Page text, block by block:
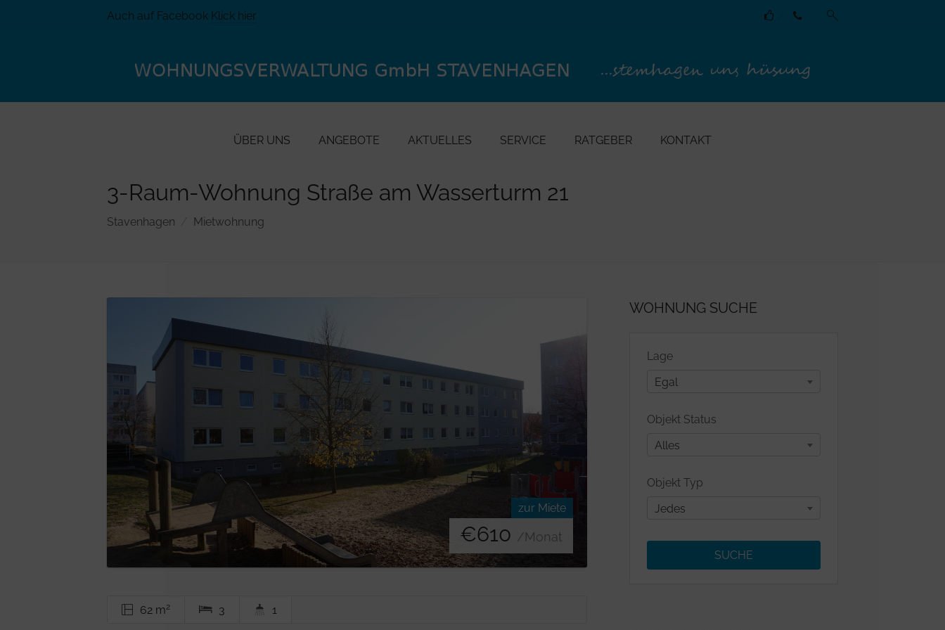
Auch auf Facebook Klick hier
ÜBER UNS ANGEBOTE AKTUELLES SERVICE RATGEBER KONTAKT
3-Raum-Wohnung Straße am Wasserturm 21
Stavenhagen Mietwohnung
zur Miete
€610 /Monat
62 m2 3 1
WOHNUNG SUCHE
Lage
Egal
Objekt Status
Alles
Objekt Typ
Jedes